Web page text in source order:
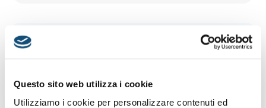
Questo sito web utilizza i cookie
Utilizziamo i cookie per personalizzare contenuti ed
PREVENTIVO & BOZZA GRATUITA
Potrai indicare successivamente la suddivisione per
1 Seleziona il colore: